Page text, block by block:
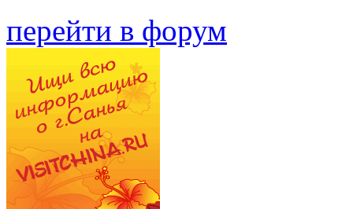
перейти в форум